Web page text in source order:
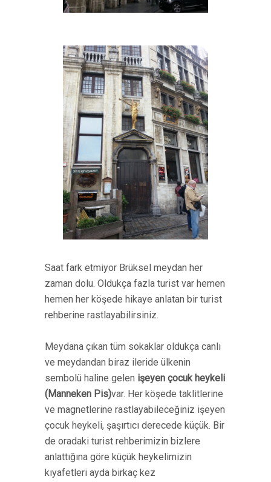
Saat fark etmiyor Brüksel meydan her
zaman dolu. Oldukça fazla turist var hemen
hemen her köşede hikaye anlatan bir turist
rehberine rastlayabilirsiniz.
Meydana çıkan tüm sokaklar oldukça canlı
ve meydandan biraz ileride ülkenin
sembolü haline gelen işeyen çocuk heykeli
(Manneken Pis)var. Her köşede taklitlerine
ve magnetlerine rastlayabileceğiniz işeyen
çocuk heykeli, şaşırtıcı derecede küçük. Bir
de oradaki turist rehberimizin bizlere
anlattığına göre küçük heykelimizin
kıyafetleri ayda birkaç kez